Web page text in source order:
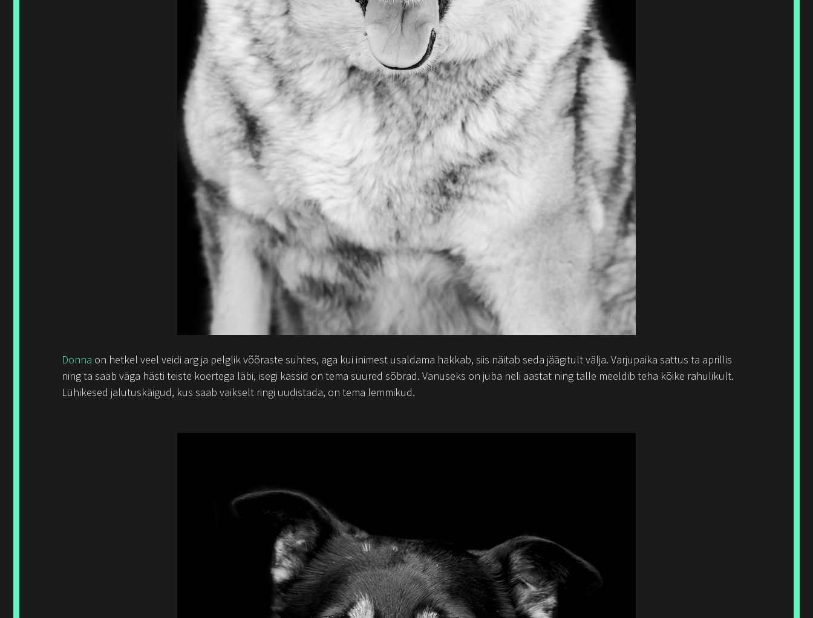
Donna on hetkel veel veidi arg ja pelglik võõraste suhtes, aga kui inimest usaldama hakkab, siis näitab seda jäägitult välja. Varjupaika sattus ta aprillis
ning ta saab väga hästi teiste koertega läbi, isegi kassid on tema suured sõbrad. Vanuseks on juba neli aastat ning talle meeldib teha kõike rahulikult.
Lühikesed jalutuskäigud, kus saab vaikselt ringi uudistada, on tema lemmikud.